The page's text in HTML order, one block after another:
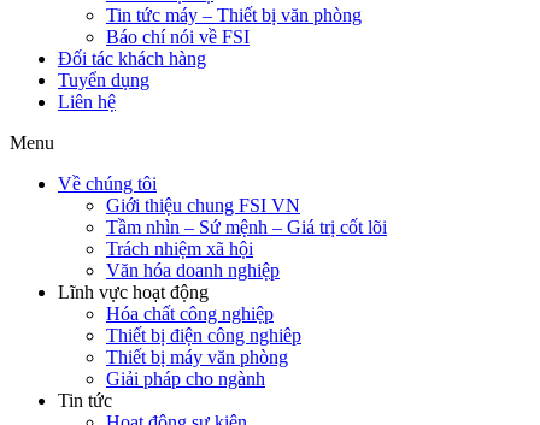
Tin tức máy – Thiết bị văn phòng
Báo chí nói về FSI
Đối tác khách hàng
Tuyển dụng
Liên hệ
Menu
Về chúng tôi
Giới thiệu chung FSI VN
Tầm nhìn – Sứ mệnh – Giá trị cốt lõi
Trách nhiệm xã hội
Văn hóa doanh nghiệp
Lĩnh vực hoạt động
Hóa chất công nghiệp
Thiết bị điện công nghiêp
Thiết bị máy văn phòng
Giải pháp cho ngành
Tin tức